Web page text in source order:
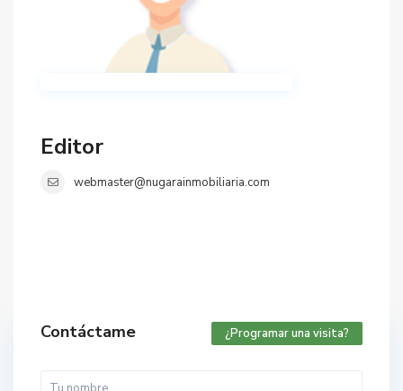
Editor
webmaster@nugarainmobiliaria.com
Contáctame ¿Programar una visita?